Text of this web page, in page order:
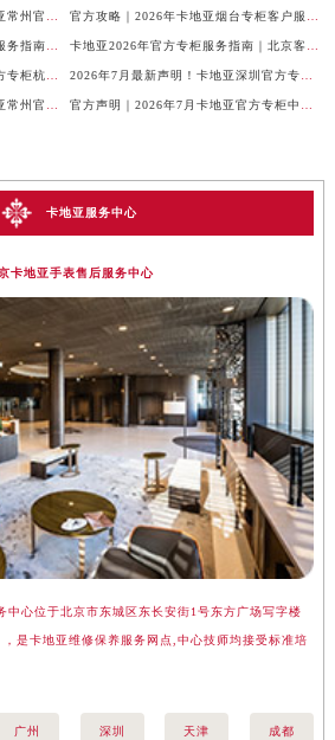
卡地亚服务中心
卡地亚手表售后服务中心
中心位于北京市东城区东长安街1号东方广场写字楼
是卡地亚维修保养服务网点,中心技师均接受标准培
广州 深圳 天津 成都